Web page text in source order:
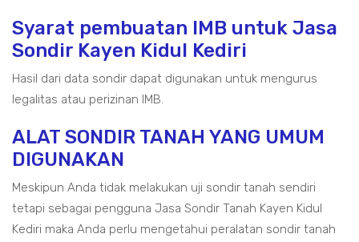
Syarat pembuatan IMB untuk Jasa
Sondir Kayen Kidul Kediri
Hasil dari data sondir dapat digunakan untuk mengurus
legalitas atau perizinan IMB.
ALAT SONDIR TANAH YANG UMUM
DIGUNAKAN
Meskipun Anda tidak melakukan uji sondir tanah sendiri
tetapi sebagai pengguna Jasa Sondir Tanah Kayen Kidul
Kediri maka Anda perlu mengetahui peralatan sondir tanah